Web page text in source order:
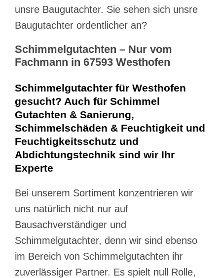
unsre Baugutachter. Sie sehen sich unsre
Baugutachter ordentlicher an?
Schimmelgutachten – Nur vom
Fachmann in 67593 Westhofen
Schimmelgutachter für Westhofen
gesucht? Auch für Schimmel
Gutachten & Sanierung,
Schimmelschäden & Feuchtigkeit und
Feuchtigkeitsschutz und
Abdichtungstechnik sind wir Ihr
Experte
Bei unserem Sortiment konzentrieren wir
uns natürlich nicht nur auf
Bausachverständiger und
Schimmelgutachter, denn wir sind ebenso
im Bereich von Schimmelgutachten ihr
zuverlässiger Partner. Es spielt null Rolle,